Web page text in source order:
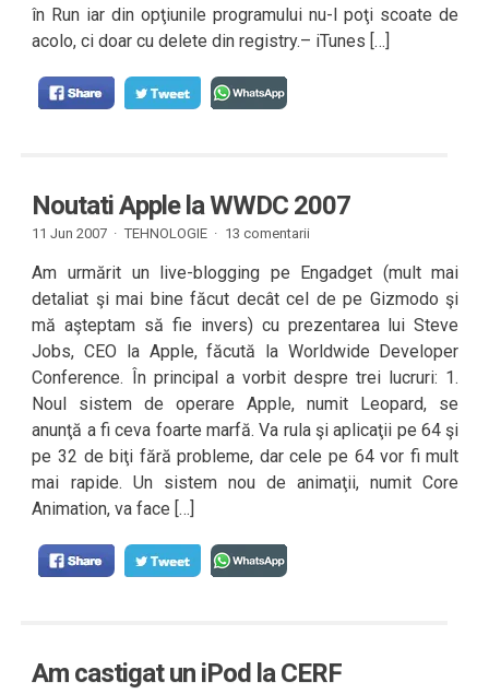
în Run iar din opţiunile programului nu-l poţi scoate de
acolo, ci doar cu delete din registry.– iTunes […]
Noutati Apple la WWDC 2007
11 Jun 2007 · TEHNOLOGIE · 13 comentarii
Am urmărit un live-blogging pe Engadget (mult mai
detaliat şi mai bine făcut decât cel de pe Gizmodo şi
mă aşteptam să fie invers) cu prezentarea lui Steve
Jobs, CEO la Apple, făcută la Worldwide Developer
Conference. În principal a vorbit despre trei lucruri: 1.
Noul sistem de operare Apple, numit Leopard, se
anunţă a fi ceva foarte marfă. Va rula şi aplicaţii pe 64 şi
pe 32 de biţi fără probleme, dar cele pe 64 vor fi mult
mai rapide. Un sistem nou de animaţii, numit Core
Animation, va face […]
Am castigat un iPod la CERF